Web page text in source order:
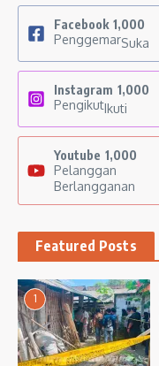
Facebook 1,000
PenggemarSuka
Instagram 1,000
PengikutIkuti
Youtube 1,000
Pelanggan
Berlangganan
Featured Posts
1